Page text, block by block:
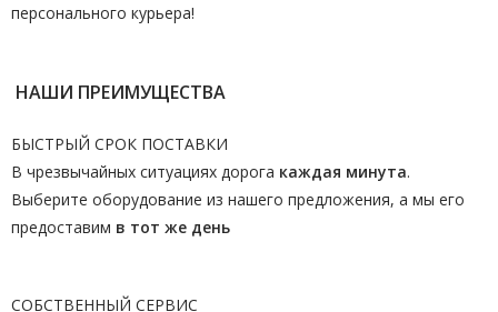
персонального курьера!
НАШИ ПРЕИМУЩЕСТВА
БЫСТРЫЙ СРОК ПОСТАВКИ
В чрезвычайных ситуациях дорога каждая минута.
Выберите оборудование из нашего предложения, а мы его
предоставим в тот же день
СОБСТВЕННЫЙ СЕРВИС